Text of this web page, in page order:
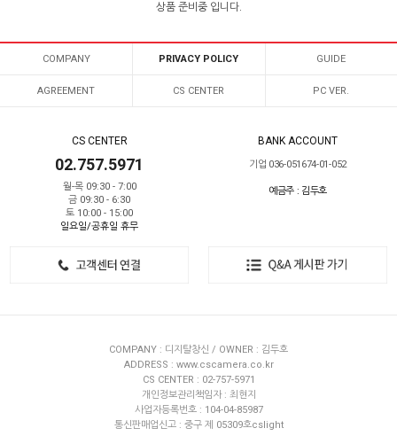
상품 준비중 입니다.
COMPANY PRIVACY POLICY GUIDE
AGREEMENT CS CENTER PC VER.
CS CENTER
02.757.5971
월-목 09:30 - 7:00
금 09:30 - 6:30
토 10:00 - 15:00
일요일/공휴일 휴무
BANK ACCOUNT
기업 036-051674-01-052
예금주 : 김두호
COMPANY : 디지탈창신 / OWNER : 김두호
ADDRESS : www.cscamera.co.kr
CS CENTER : 02-757-5971
개인정보관리책임자 : 최현지
사업자등록번호 : 104-04-85987
통신판매업신고 : 중구 제 05309호cslight